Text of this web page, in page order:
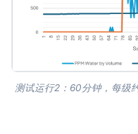
测试运行2：60分钟，每级